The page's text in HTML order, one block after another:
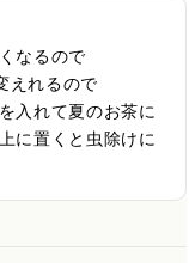
なるので
えれるので
入れて夏のお茶に
に置くと虫除けに